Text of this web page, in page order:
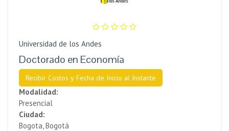
Universidad de los Andes
Doctorado en Economía
Recibir Costos y Fecha de Inicio al Instante
Modalidad:
Presencial
Ciudad:
Bogota, Bogotá